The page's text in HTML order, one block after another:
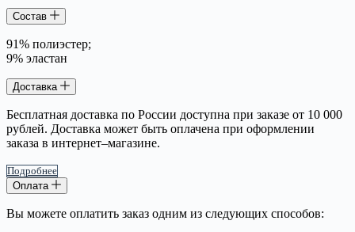
Состав
91% полиэстер;
9% эластан
Доставка
Бесплатная доставка по России доступна при заказе от 10 000
рублей. Доставка может быть оплачена при оформлении
заказа в интернет–магазине.
Подробнее
Оплата
Вы можете оплатить заказ одним из следующих способов: